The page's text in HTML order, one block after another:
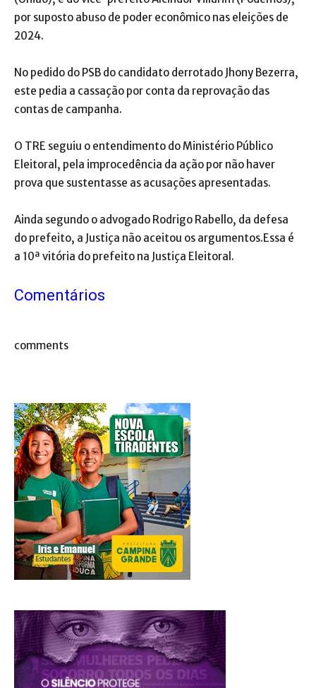
por suposto abuso de poder econômico nas eleições de
2024.
No pedido do PSB do candidato derrotado Jhony Bezerra,
este pedia a cassação por conta da reprovação das
contas de campanha.
O TRE seguiu o entendimento do Ministério Público
Eleitoral, pela improcedência da ação por não haver
prova que sustentasse as acusações apresentadas.
Ainda segundo o advogado Rodrigo Rabello, da defesa
do prefeito, a Justiça não aceitou os argumentos.Essa é
a 10ª vitória do prefeito na Justiça Eleitoral.
Comentários
comments